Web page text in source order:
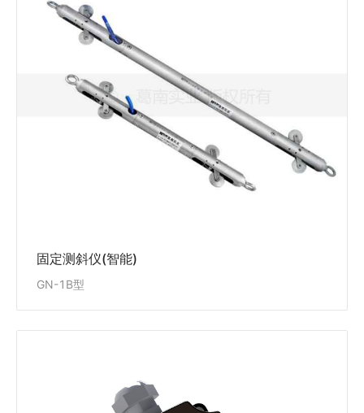
固定测斜仪(智能)
GN-1B型
GN-1B型固定测斜仪广泛适用于测量土石坝、面板坝、
岩土边坡、路堤、基坑等结构物的水平位移、垂直沉降
及滑坡，固定式测斜仪配合测斜管可反复使用，方便实
现测量数据的自动采集。
查看详情
三轴倾角仪（智能）
ELT-3G 型